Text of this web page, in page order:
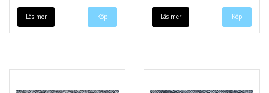
Läs mer Läs mer